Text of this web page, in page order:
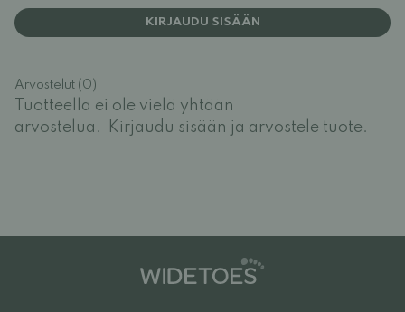
KIRJAUDU SISÄÄN
Arvostelut (0)
Tuotteella ei ole vielä yhtään
arvostelua.
Kirjaudu sisään ja arvostele tuote.